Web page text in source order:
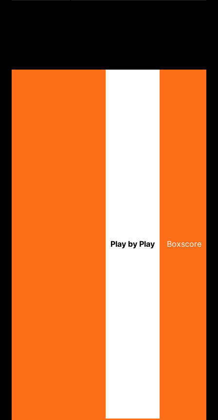
Boxscore
Play by Play